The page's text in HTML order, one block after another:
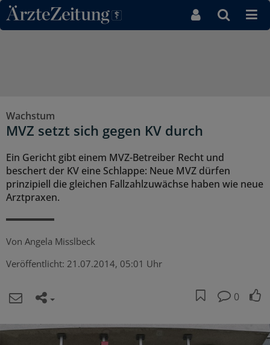
Direkt zum Inhaltsbereich
Wachstum
MVZ setzt sich gegen KV durch
Ein Gericht gibt einem MVZ-Betreiber Recht und
beschert der KV eine Schlappe: Neue MVZ dürfen
prinzipiell die gleichen Fallzahlzuwächse haben wie neue
Arztpraxen.
Von Angela Misslbeck
Veröffentlicht: 21.07.2014, 05:01 Uhr
0